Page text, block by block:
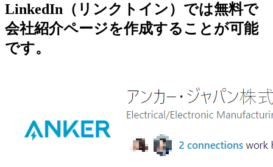
LinkedIn（リンクトイン）では無料で
会社紹介ページを作成することが可能
です。